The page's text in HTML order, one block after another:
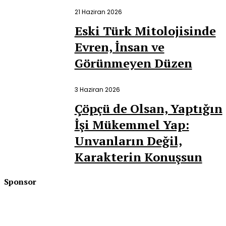
21 Haziran 2026
Eski Türk Mitolojisinde
Evren, İnsan ve
Görünmeyen Düzen
3 Haziran 2026
Çöpçü de Olsan, Yaptığın
İşi Mükemmel Yap:
Unvanların Değil,
Karakterin Konuşsun
Sponsor